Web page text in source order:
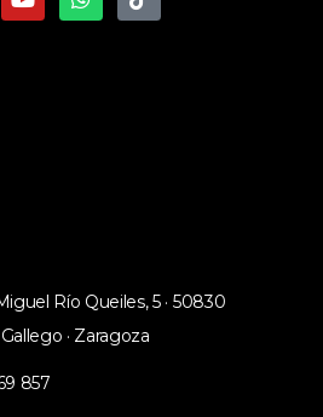
Río Queiles, 5 · 50830
· Zaragoza
857